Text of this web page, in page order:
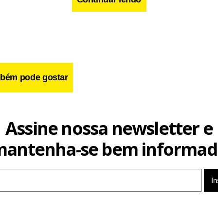
advogada e sócia-fundadora da Bocayuva Advogados, recebendo o prêmio
região Centro-Oeste. Foto: Divulgação.
reafirma o compromisso do escritório com a
fundamentais que impulsionam seu trabalho e destacam
pode gostar
Assine nossa newsletter e
se bem